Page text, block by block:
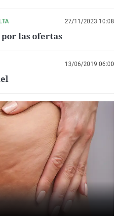
Gente viajera
Retornados
Operación Viuda
Navarra
Televisión27/11/2023 10:08
por las ofertas
13/06/2019 06:00